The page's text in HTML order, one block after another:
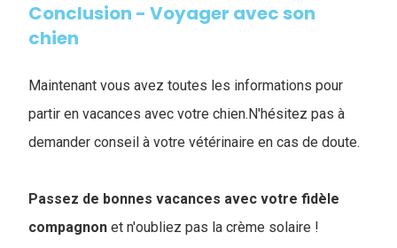
Conclusion - Voyager avec son
chien
Maintenant vous avez toutes les informations pour
partir en vacances avec votre chien.N'hésitez pas à
demander conseil à votre vétérinaire en cas de doute.
Passez de bonnes vacances avec votre fidèle
compagnon et n'oubliez pas la crème solaire !